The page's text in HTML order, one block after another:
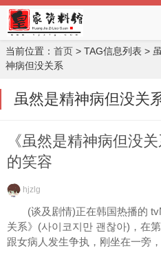
当前位置： 首页 > TAG信息列表 >
神病但没关系
虽然是精神病但没关
《虽然是精神病但没
的笑容
hjzlg
(谈及剧情)正在韩国热播的
关系》(사이코지만 괜찮아)，在
跟女病人发生争执，刚坐在一旁